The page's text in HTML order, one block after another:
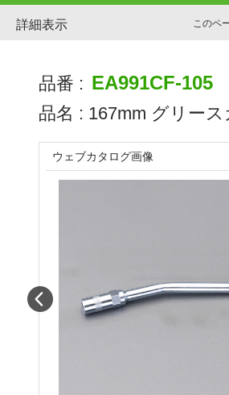
詳細表示 このペ
品番 : EA991CF-105
品名 : 167mm グリー
ウェブカタログ画像